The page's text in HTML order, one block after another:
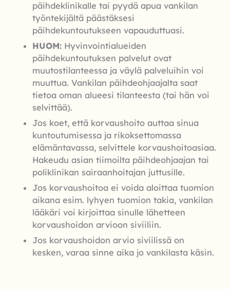
päihdeklinikalle tai pyydä apua vankilan
työntekijältä päästäksesi
päihdekuntoutukseen vapauduttuasi.
HUOM:Hyvinvointialueiden
päihdekuntoutuksen palvelut ovat
muutostilanteessa ja väylä palveluihin voi
muuttua. Vankilan päihdeohjaajalta saat
tietoa oman alueesi tilanteesta (tai hän voi
selvittää).
Jos koet, että korvaushoito auttaa sinua
kuntoutumisessa ja rikoksettomassa
elämäntavassa, selvittele korvaushoitoasiaa.
Hakeudu asian tiimoilta päihdeohjaajan tai
poliklinikan sairaanhoitajan juttusille.
Jos korvaushoitoa ei voida aloittaa tuomion
aikana esim. lyhyen tuomion takia, vankilan
lääkäri voi kirjoittaa sinulle lähetteen
korvaushoidon arvioon siviiliin.
Jos korvaushoidon arvio siviilissä on
kesken, varaa sinne aika jo vankilasta käsin.